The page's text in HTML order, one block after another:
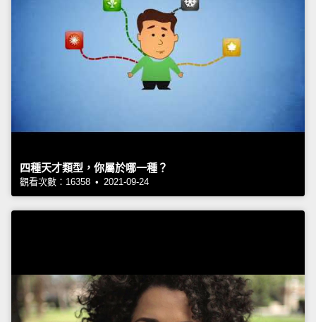
四種天才類型，你屬於哪一種？
觀看次數：16358 • 2021-09-24